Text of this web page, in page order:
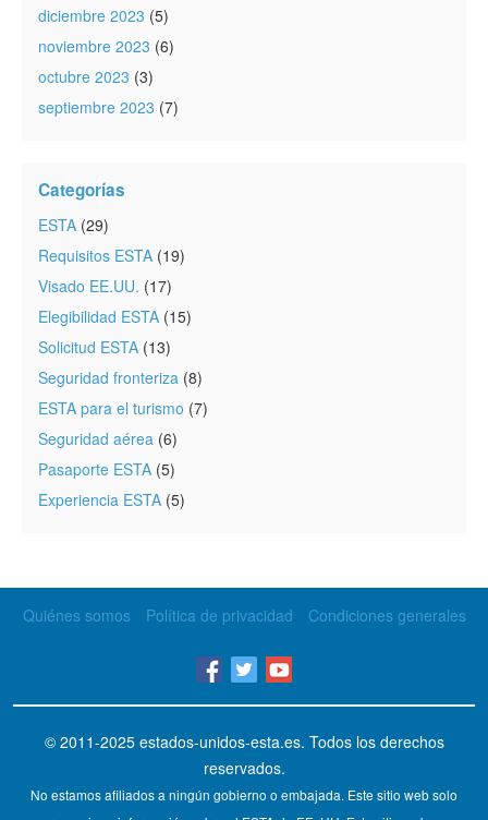
diciembre 2023 (5)
noviembre 2023 (6)
octubre 2023 (3)
septiembre 2023 (7)
Categorías
ESTA (29)
Requisitos ESTA (19)
Visado EE.UU. (17)
Elegibilidad ESTA (15)
Solicitud ESTA (13)
Seguridad fronteriza (8)
ESTA para el turismo (7)
Seguridad aérea (6)
Pasaporte ESTA (5)
Experiencia ESTA (5)
Quiénes somos Política de privacidad Condiciones generales
© 2011-2025 estados-unidos-esta.es. Todos los derechos
reservados.
No estamos afiliados a ningún gobierno o embajada. Este sitio web solo